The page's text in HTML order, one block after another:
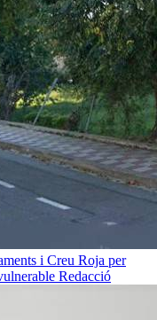
i Creu Roja per
Redacció